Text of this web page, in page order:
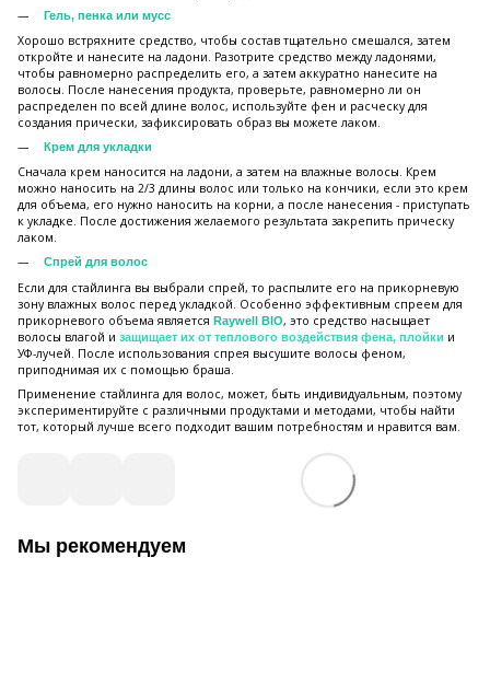
Гель, пенка или мусс
Хорошо встряхните средство, чтобы состав тщательно смешался, затем
откройте и нанесите на ладони. Разотрите средство между ладонями,
чтобы равномерно распределить его, а затем аккуратно нанесите на
волосы. После нанесения продукта, проверьте, равномерно ли он
распределен по всей длине волос, используйте фен и расческу для
создания прически, зафиксировать образ вы можете лаком.
Крем для укладки
Сначала крем наносится на ладони, а затем на влажные волосы. Крем
можно наносить на 2/3 длины волос или только на кончики, если это крем
для объема, его нужно наносить на корни, а после нанесения - приступать
к укладке. После достижения желаемого результата закрепить прическу
лаком.
Спрей для волос
Если для стайлинга вы выбрали спрей, то распылите его на прикорневую
зону влажных волос перед укладкой. Особенно эффективным спреем для
прикорневого объема является Raywell BIO, это средство насыщает
волосы влагой и защищает их от теплового воздействия фена, плойки и
УФ-лучей. После использования спрея высушите волосы феном,
приподнимая их с помощью браша.
Применение стайлинга для волос, может, быть индивидуальным, поэтому
экспериментируйте с различными продуктами и методами, чтобы найти
тот, который лучше всего подходит вашим потребностям и нравится вам.
Мы рекомендуем